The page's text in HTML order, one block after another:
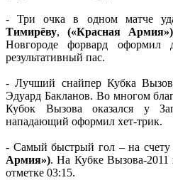
- Три очка в одном матче
Тимирёву, («Красная Армия»)
Новгороде форвард
результативный пас.
- Лучший снайпер Кубка
Эдуард Бакланов. Во многом
Кубок Вызова оказался у
нападающий оформил хет-трик.
- Самый быстрый гол – на счету
Армия»). На Кубке Вызова-2011
отметке 03:15.